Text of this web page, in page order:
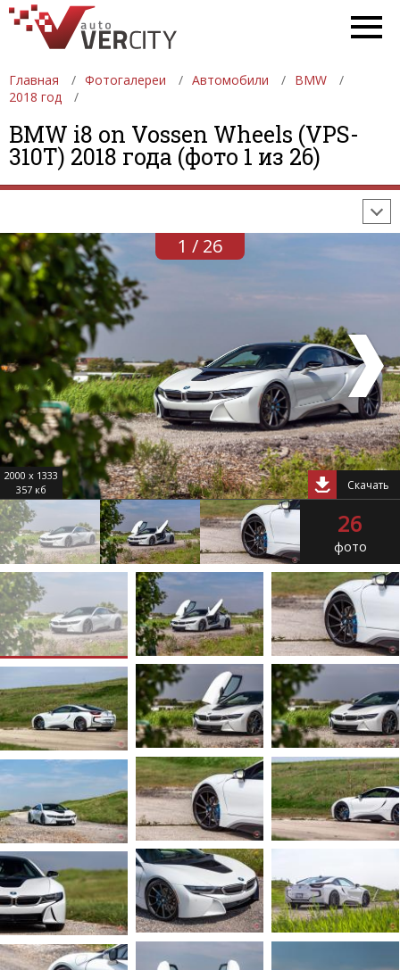
Главная Фотогалереи Автомобили
BMW
2018 год
BMW i8 on Vossen Wheels (VPS-
310T) 2018 года (фото 1 из 26)
ФОТОГАЛЕРЕИ АВТОМОБИЛИ
ДЕВУШКИ
АВТОСАЛОНЫ
ФОРМУЛА-1
1 / 26
2000 x 1333
357 кб
Скачать
26
фото